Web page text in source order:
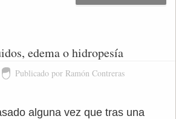
edema o hidropesía
Publicado por Ramón Contreras
alguna vez que tras una